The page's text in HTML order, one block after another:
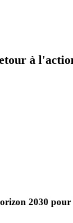
à
2030